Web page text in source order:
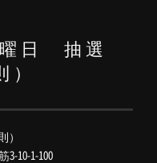
日 抽選
）
）
10-1-100